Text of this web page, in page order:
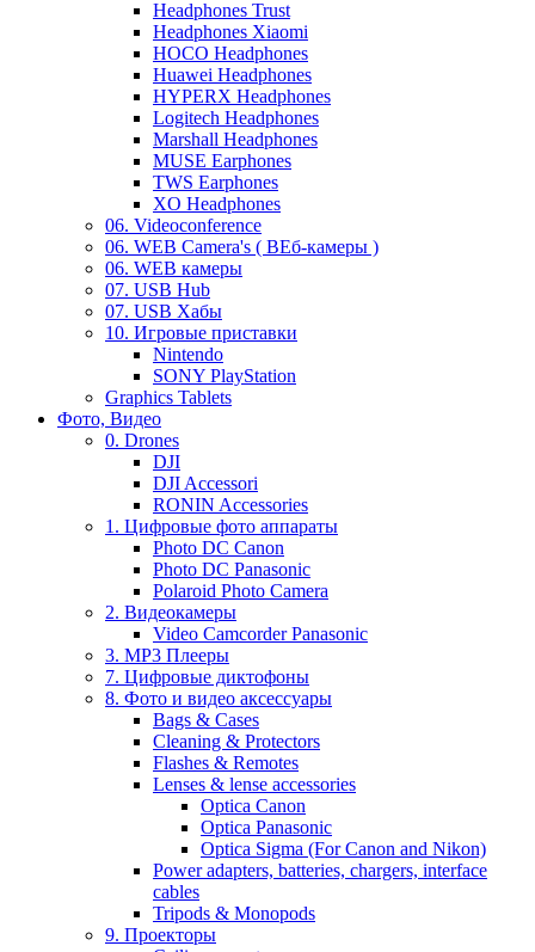
Headphones Trust
Headphones Xiaomi
HOCO Headphones
Huawei Headphones
HYPERX Headphones
Logitech Headphones
Marshall Headphones
MUSE Earphones
TWS Earphones
XO Headphones
06. Videoconference
06. WEB Camera's ( ВЕб-камеры )
06. WEB камеры
07. USB Hub
07. USB Хабы
10. Игровые приставки
Nintendo
SONY PlayStation
Graphics Tablets
Фото, Видео
0. Drones
DJI
DJI Accessori
RONIN Accessories
1. Цифровые фото аппараты
Photo DC Canon
Photo DC Panasonic
Polaroid Photo Camera
2. Видеокамеры
Video Camcorder Panasonic
3. MP3 Плееры
7. Цифровые диктофоны
8. Фото и видео аксессуары
Bags & Cases
Cleaning & Protectors
Flashes & Remotes
Lenses & lense accessories
Optica Canon
Optica Panasonic
Optica Sigma (For Canon and Nikon)
Power adapters, batteries, chargers, interface
cables
Tripods & Monopods
9. Проекторы